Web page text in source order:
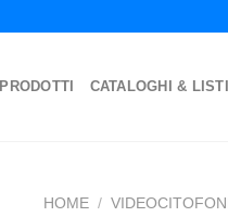
PRODOTTI CATALOGHI &
HOME /